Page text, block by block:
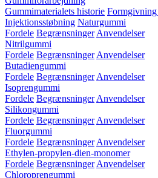
Gummimaterialets historie
Injektionsstøbning Naturgummi
Fordele Begrænsninger Anvendelser
Nitrilgummi
Fordele Begrænsninger Anvendelser
Butadiengummi
Fordele Begrænsninger Anvendelser
Isoprengummi
Fordele Begrænsninger Anvendelser
Silikongummi
Fordele Begrænsninger Anvendelser
Fluorgummi
Fordele Begrænsninger Anvendelser
Ethylen-propylen-dien-monomer
Fordele Begrænsninger Anvendelser
Chloroprengummi